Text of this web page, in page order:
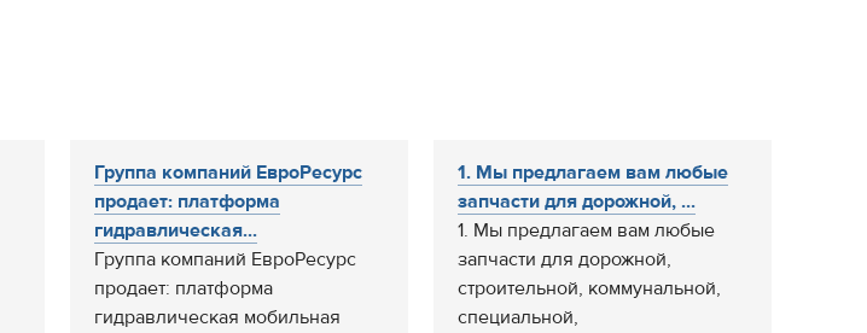
Группа компаний ЕвроРесурс
продает: платформа
гидравлическая...
Группа компаний ЕвроРесурс
продает: платформа
гидравлическая мобильная
1. Мы предлагаем вам любые
запчасти для дорожной, ...
1. Мы предлагаем вам любые
запчасти для дорожной,
строительной, коммунальной,
специальной,